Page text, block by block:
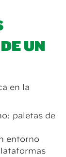
UN
en la
paletas de
entorno